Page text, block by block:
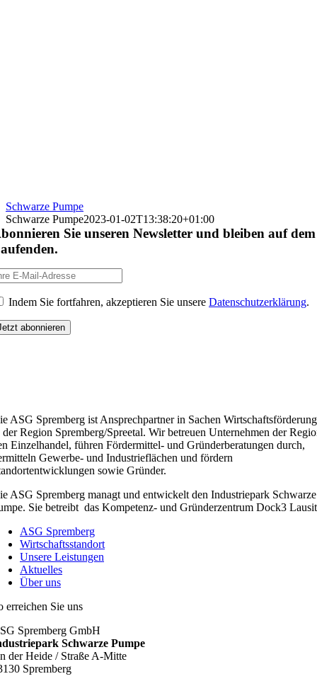
Schwarze Pumpe
Schwarze Pumpe2023-01-02T13:38:20+01:00
Sie unseren Newsletter und bleiben auf dem
Indem Sie fortfahren, akzeptieren Sie unsere Datenschutzerklärung.
ASG Spremberg ist Ansprechpartner in Sachen Wirtschaftsförderung
der Region Spremberg/Spreetal. Wir betreuen Unternehmen der
Einzelhandel, führen Fördermittel- und Gründerberatungen durch,
Gewerbe- und Industrieflächen und fördern
sowie Gründer.
ASG Spremberg managt und entwickelt den Industriepark Schwarze
Sie betreibt das Kompetenz- und Gründerzentrum Dock3
ASG Spremberg
Wirtschaftsstandort
Unsere Leistungen
Aktuelles
Über uns
erreichen Sie uns
Spremberg GmbH
Schwarze Pumpe
der Heide / Straße A-Mitte
Spremberg